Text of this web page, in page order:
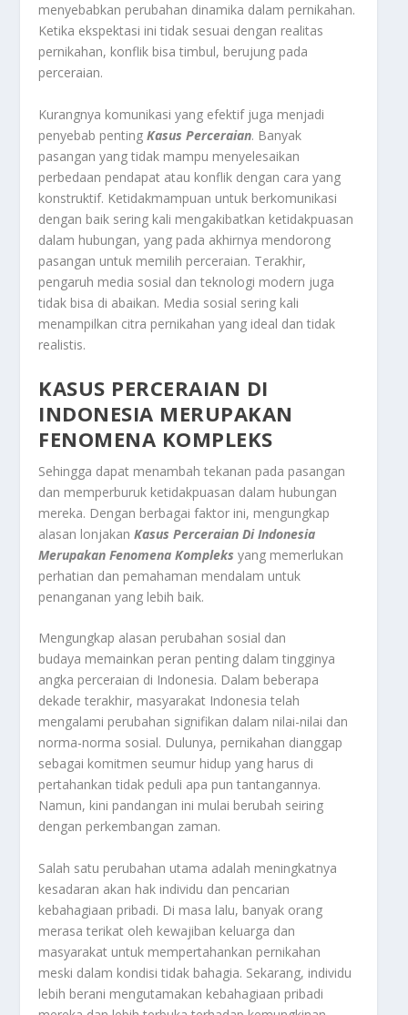
menyebabkan perubahan dinamika dalam pernikahan.
Ketika ekspektasi ini tidak sesuai dengan realitas
pernikahan, konflik bisa timbul, berujung pada
perceraian.
Kurangnya komunikasi yang efektif juga menjadi
penyebab penting Kasus Perceraian. Banyak
pasangan yang tidak mampu menyelesaikan
perbedaan pendapat atau konflik dengan cara yang
konstruktif. Ketidakmampuan untuk berkomunikasi
dengan baik sering kali mengakibatkan ketidakpuasan
dalam hubungan, yang pada akhirnya mendorong
pasangan untuk memilih perceraian. Terakhir,
pengaruh media sosial dan teknologi modern juga
tidak bisa di abaikan. Media sosial sering kali
menampilkan citra pernikahan yang ideal dan tidak
realistis.
KASUS PERCERAIAN DI
INDONESIA MERUPAKAN
FENOMENA KOMPLEKS
Sehingga dapat menambah tekanan pada pasangan
dan memperburuk ketidakpuasan dalam hubungan
mereka. Dengan berbagai faktor ini, mengungkap
alasan lonjakanKasus Perceraian Di Indonesia
Merupakan Fenomena Kompleks yang memerlukan
perhatian dan pemahaman mendalam untuk
penanganan yang lebih baik.
Mengungkap alasan perubahan sosial dan
budaya memainkan peran penting dalam tingginya
angka perceraian di Indonesia. Dalam beberapa
dekade terakhir, masyarakat Indonesia telah
mengalami perubahan signifikan dalam nilai-nilai dan
norma-norma sosial. Dulunya, pernikahan dianggap
sebagai komitmen seumur hidup yang harus di
pertahankan tidak peduli apa pun tantangannya.
Namun, kini pandangan ini mulai berubah seiring
dengan perkembangan zaman.
Salah satu perubahan utama adalah meningkatnya
kesadaran akan hak individu dan pencarian
kebahagiaan pribadi. Di masa lalu, banyak orang
merasa terikat oleh kewajiban keluarga dan
masyarakat untuk mempertahankan pernikahan
meski dalam kondisi tidak bahagia. Sekarang, individu
lebih berani mengutamakan kebahagiaan pribadi